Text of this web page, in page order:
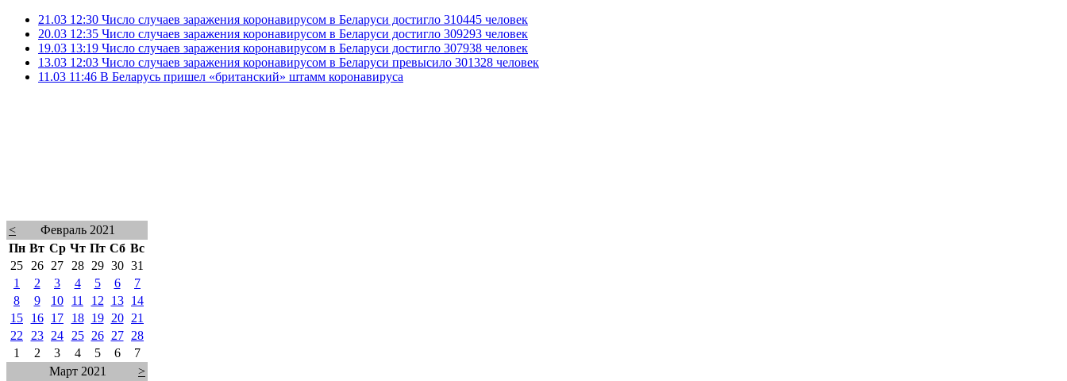
21.03 12:30 Число случаев заражения коронавирусом в Беларуси достигло 310445 человек
20.03 12:35 Число случаев заражения коронавирусом в Беларуси достигло 309293 человек
19.03 13:19 Число случаев заражения коронавирусом в Беларуси достигло 307938 человек
13.03 12:03 Число случаев заражения коронавирусом в Беларуси превысило 301328 человек
11.03 11:46 В Беларусь пришел «британский» штамм коронавируса
<
Февраль 2021
Пн Вт Ср Чт Пт Сб Вс
25
26 27 28 29 30 31
1
2 3 4 5 6
7
8
9 10 11 12 13
14
15
16 17 18 19 20
21
22
23 24 25 26 27
28
1
2 3 4 5 6
7
Март 2021
>